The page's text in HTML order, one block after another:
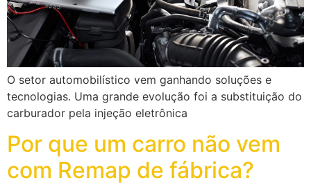
O setor automobilístico vem ganhando soluções e
tecnologias. Uma grande evolução foi a substituição do
carburador pela injeção eletrônica
Por que um carro não vem
com Remap de fábrica?